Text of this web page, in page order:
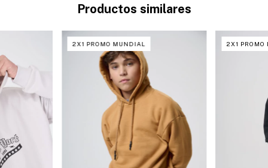
Productos similares
2X1 PROMO MUNDIAL 2X1